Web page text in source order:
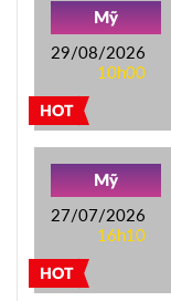
HOT
Mỹ
29/08/2026
10h00
HOT
Mỹ
27/07/2026
16h10